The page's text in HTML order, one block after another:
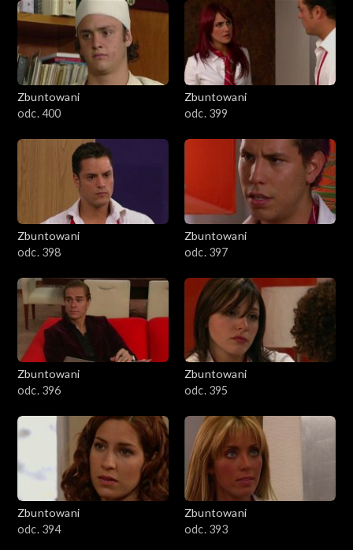
Zbuntowani
odc. 400
Zbuntowani
odc. 399
Zbuntowani
odc. 398
Zbuntowani
odc. 397
Zbuntowani
odc. 396
Zbuntowani
odc. 395
Zbuntowani
odc. 394
Zbuntowani
odc. 393